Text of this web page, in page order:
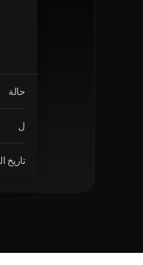
حالة
ل
تاريخ